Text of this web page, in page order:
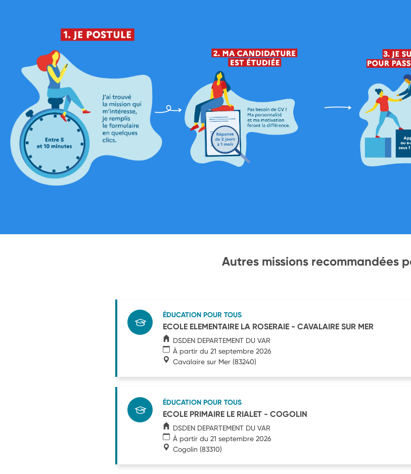
Autres missions recommandées
ÉDUCATION POUR TOUS
ECOLE ELEMENTAIRE LA ROSERAIE - CAVALAIRE SUR MER
DSDEN DEPARTEMENT DU VAR
À partir du 21 septembre 2026
Cavalaire sur Mer (83240)
ÉDUCATION POUR TOUS
ECOLE PRIMAIRE LE RIALET - COGOLIN
DSDEN DEPARTEMENT DU VAR
À partir du 21 septembre 2026
Cogolin (83310)